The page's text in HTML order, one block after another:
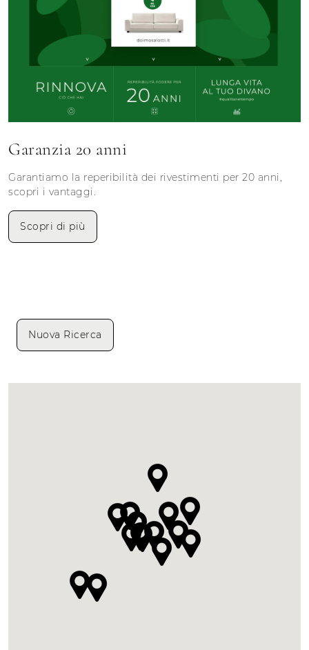
Garanzia 20 anni
Garantiamo la reperibilità dei rivestimenti per 20 anni,
scopri i vantaggi.
Scopri di più
Nuova Ricerca